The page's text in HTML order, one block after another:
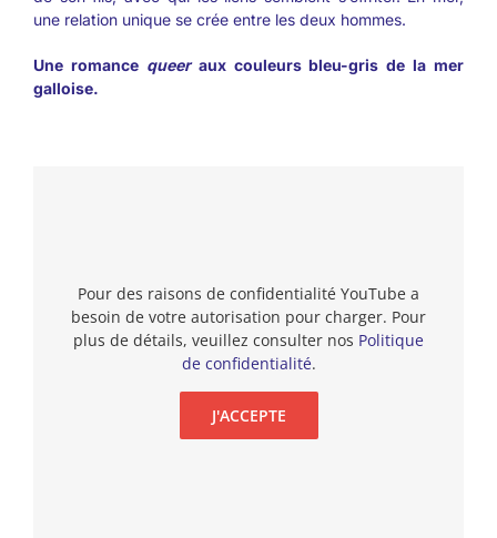
une relation unique se crée entre les deux hommes.
Une romance queeraux couleurs bleu-gris de la mer
galloise.
Pour des raisons de confidentialité YouTube a
besoin de votre autorisation pour charger. Pour
plus de détails, veuillez consulter nos Politique
de confidentialité.
J'ACCEPTE